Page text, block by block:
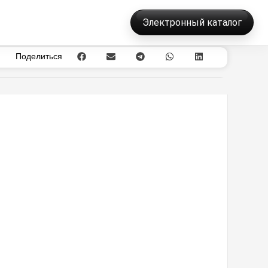
Электронный каталог
Поделиться